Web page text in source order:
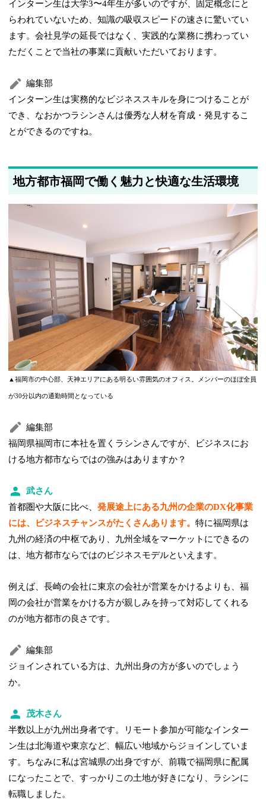
インターン生は大学3〜4年生が多いのですが、固定概念にと
らわれていないため、知識の吸収スピードの速さに驚いてい
ます。会社見学の延長ではなく、実践的な業務に携わってい
ただくことで当社の事業に貢献いただいております。
編集部
インターン生は実務的なビジネススキルを身につけることが
でき、なおかつラシンさんは優秀な人材を育成・発見するこ
とができるのですね。
地方都市福岡で働く魅力と快適な生活環境
▲福岡市の中心部、天神エリアにある明るい雰囲気のオフィス。メンバーのほぼ全員
が30分以内の通勤時間となっている
編集部
福岡県福岡市に本社を置くラシンさんですが、ビジネスにお
ける地方都市ならではの強みはありますか？
武さん
首都圏や大阪に比べ、発展途上にある九州の企業のDX化事業
には、ビジネスチャンスがたくさんあります。特に福岡県は
九州の経済の中枢であり、九州全域をマーケットにできるの
は、地方都市ならではのビジネスモデルといえます。
例えば、長崎の会社に東京の会社が営業をかけるよりも、福
岡の会社が営業をかける方が親しみを持って対応してくれる
のが地方都市の良さです。
編集部
ジョインされている方は、九州出身の方が多いのでしょう
か。
茂木さん
半数以上が九州出身者です。リモート参加が可能なインター
ン生は北海道や東京など、幅広い地域からジョインしていま
す。ちなみに私は宮城県の出身ですが、前職で福岡県に配属
になったことで、すっかりこの土地が好きになり、ラシンに
転職しました。